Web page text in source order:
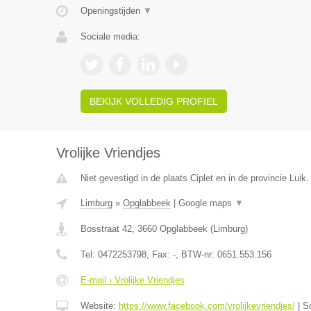
Openingstijden ▼
Sociale media:
BEKIJK VOLLEDIG PROFIEL
Vrolijke Vriendjes
Niet gevestigd in de plaats Ciplet en in de provincie Luik.
Limburg» Opglabbeek| Google maps ▼
Bosstraat 42, 3660 Opglabbeek(Limburg)
Tel: 0472253798, Fax: -, BTW-nr: 0651.553.156
E-mail › Vrolijke Vriendjes
Website: https://www.facebook.com/vrolijkevriendjes/|